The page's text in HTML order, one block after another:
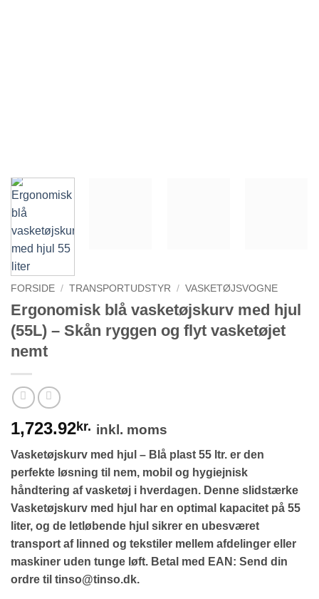
FORSIDE / TRANSPORTUDSTYR / VASKETØJSVOGNE
Ergonomisk blå vasketøjskurv med hjul
(55L) – Skån ryggen og flyt vasketøjet
nemt
1,723.92kr. inkl. moms
Vasketøjskurv med hjul – Blå plast 55 ltr. er den
perfekte løsning til nem, mobil og hygiejnisk
håndtering af vasketøj i hverdagen. Denne slidstærke
Vasketøjskurv med hjul har en optimal kapacitet på 55
liter, og de letløbende hjul sikrer en ubesværet
transport af linned og tekstiler mellem afdelinger eller
maskiner uden tunge løft. Betal med EAN: Send din
ordre til tinso@tinso.dk.